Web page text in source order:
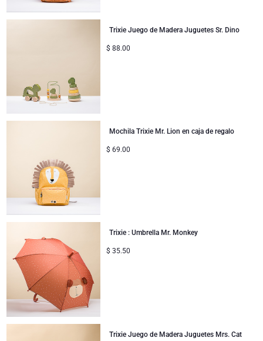
Regalos de Navidad
Trixie Juego de Madera Juguetes Sr. Dino
$ 88.00
Mochila Trixie Mr. Lion en caja de regalo
$ 69.00
Trixie : Umbrella Mr. Monkey
$ 35.50
Trixie Juego de Madera Juguetes Mrs. Cat